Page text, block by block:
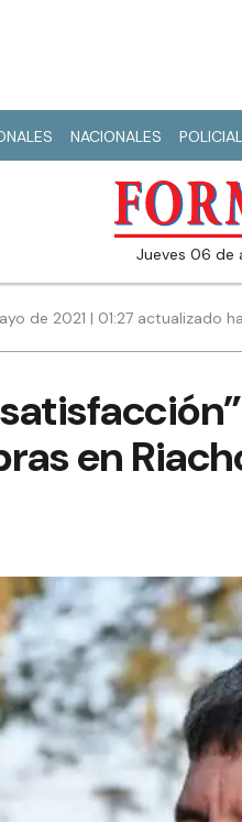
NACIONALES
jueves 06
de 2021 | 01:27 actualizado
en